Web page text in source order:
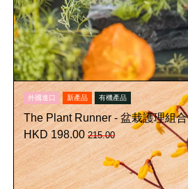
外國進口 新產品 有機產品
The Plant Runner - 盆栽護理組合
HKD 198.00 215.00